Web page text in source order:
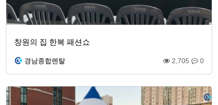
창원의 집 한복 패션쇼
경남종합렌탈 2,705 0